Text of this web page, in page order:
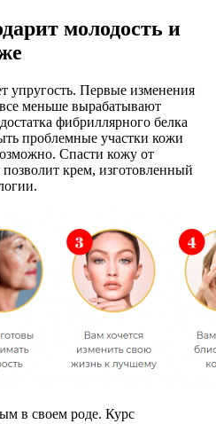
молодость и
упругость. Первые изменения
меньше вырабатывают
фибриллярного белка
проблемные участки кожи
Спасти кожу от
крем, изготовленный
в своем роде. Курс